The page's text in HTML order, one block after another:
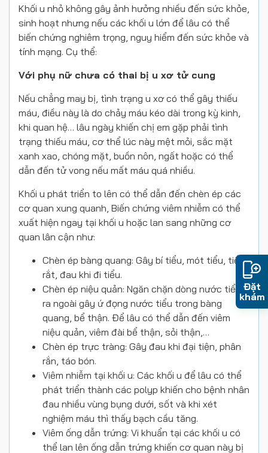
Khối u nhỏ không gây ảnh hưởng nhiều đến sức khỏe,
sinh hoạt nhưng nếu các khối u lớn để lâu có thể
biến chứng nghiêm trọng, nguy hiểm đến sức khỏe và
tính mạng. Cụ thể:
Với phụ nữ chưa có thai bị u xơ tử cung
Nếu chẳng may bị, tình trạng u xơ có thể gây thiếu
máu, điều này là do chảy máu kéo dài trong kỳ kinh,
khi quan hệ… lâu ngày khiến chị em gặp phải tình
trạng thiếu máu, cơ thể lúc này mệt mỏi, sắc mặt
xanh xao, chóng mặt, buồn nôn, ngất hoặc có thể
dẫn đến tử vong nếu mất máu quá nhiều.
Khối u phát triển to lên có thể dẫn đến chèn ép các
cơ quan xung quanh, Biến chứng viêm nhiễm có thể
xuất hiện ngay tại khối u hoặc lan sang những cơ
quan lân cận như:
Chèn ép bàng quang: Gây bí tiểu, mót tiểu, tiểu
rắt, đau khi đi tiểu.
Chèn ép niệu quản: Ngăn chặn dòng nước tiểu
ra ngoài gây ứ đọng nước tiểu trong bàng
quang, bể thận. Để lâu có thể dẫn đến viêm
niệu quản, viêm đài bể thận, sỏi thận,…
Chèn ép trực tràng: Gây đau khi đại tiện, phân
rắn, táo bón.
Viêm nhiễm tại khối u: Các khối u để lâu có thể
phát triển thành các polyp khiến cho bệnh nhân
đau nhiều vùng bụng dưới, sốt và khi xét
nghiệm máu thì thấy bạch cầu tăng.
Viêm ống dẫn trứng: Vi khuẩn tại các khối u có
thể lan lên ống dẫn trứng khiến cơ quan này bị
Đặt
khám